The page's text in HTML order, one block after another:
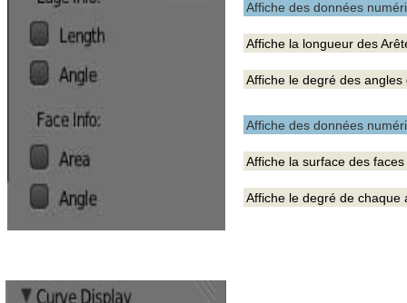
Affiche des données
Affiche des données
Affiche la longueur des
Affiche la surface des faces
Affiche le degré des
Affiche le degré de chaque